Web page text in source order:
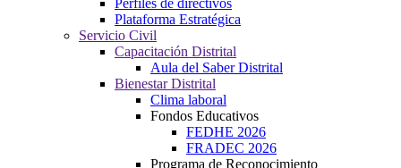
Perfiles de directivos
Plataforma Estratégica
Servicio Civil
Capacitación Distrital
Aula del Saber Distrital
Bienestar Distrital
Clima laboral
Fondos Educativos
FEDHE 2026
FRADEC 2026
Programa de Reconocimiento